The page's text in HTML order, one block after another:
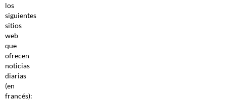
los
siguientes
sitios
web
que
ofrecen
noticias
diarias
(en
francés):